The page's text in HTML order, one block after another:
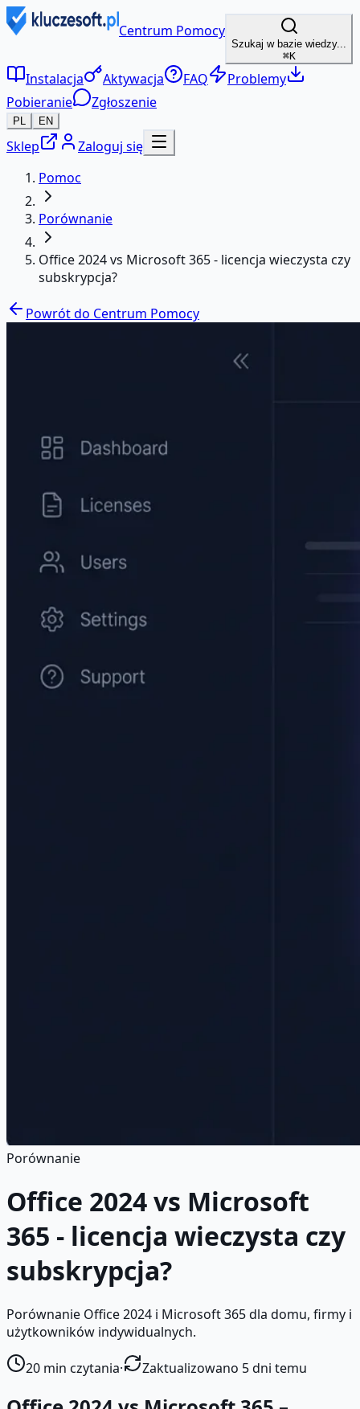
Centrum Pomocy
Szukaj w bazie wiedzy...
⌘K
Instalacja Aktywacja FAQ
Problemy
Pobieranie
Zgłoszenie
PL EN
Sklep
Zaloguj się
Pomoc
Porównanie
Office 2024 vs Microsoft 365 - licencja wieczysta czy
subskrypcja?
Powrót do Centrum Pomocy
Porównanie
Office 2024 vs Microsoft
365 - licencja wieczysta czy
subskrypcja?
Porównanie Office 2024 i Microsoft 365 dla domu, firmy i
użytkowników indywidualnych.
20 min czytania· Zaktualizowano 5 dni temu